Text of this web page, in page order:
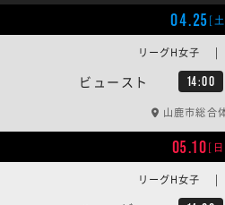
04.25[
ビュースト 14:00
リーグH女子 |
山鹿市総合
05.10[
リーグH女子 |